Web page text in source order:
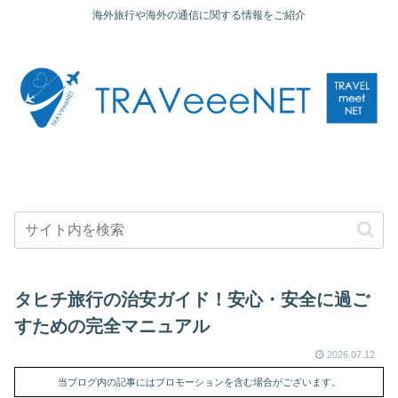
海外旅行や海外の通信に関する情報をご紹介
タヒチ旅行の治安ガイド！安心・安全に過ご
すための完全マニュアル
2026.07.12
当ブログ内の記事にはプロモーションを含む場合がございます。